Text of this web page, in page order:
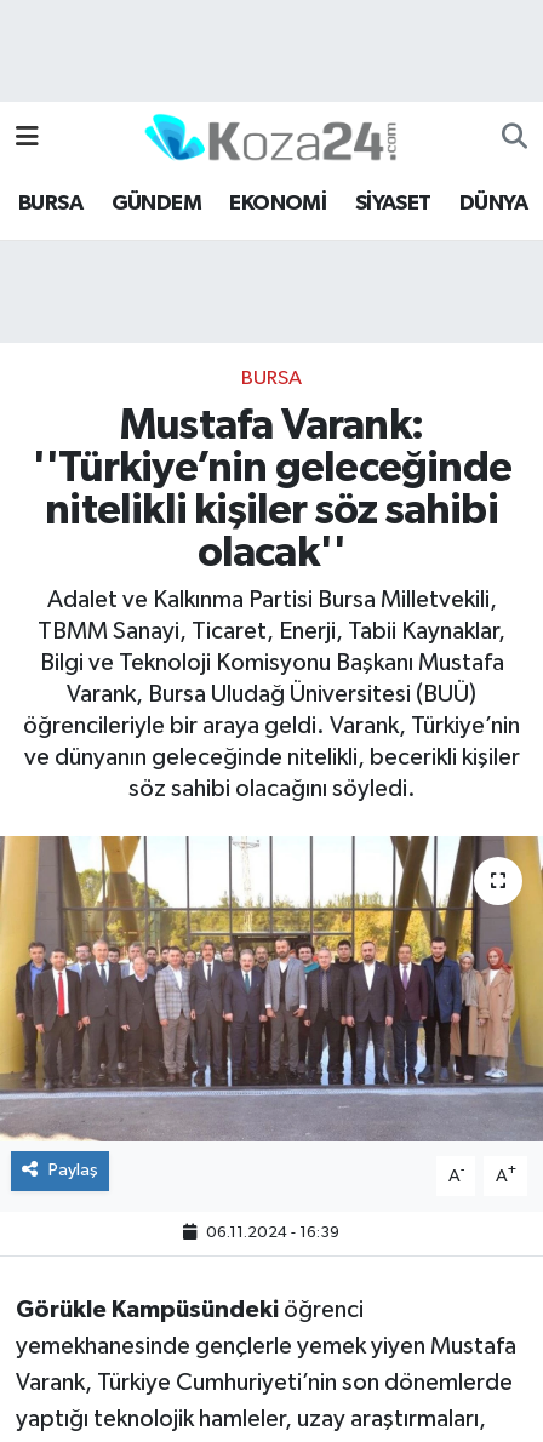
BURSA GÜNDEM EKONOMİ SİYASET DÜNYA
BURSA
Mustafa Varank:
''Türkiye’nin geleceğinde
nitelikli kişiler söz sahibi
olacak''
Adalet ve Kalkınma Partisi Bursa Milletvekili,
TBMM Sanayi, Ticaret, Enerji, Tabii Kaynaklar,
Bilgi ve Teknoloji Komisyonu Başkanı Mustafa
Varank, Bursa Uludağ Üniversitesi (BUÜ)
öğrencileriyle bir araya geldi. Varank, Türkiye’nin
ve dünyanın geleceğinde nitelikli, becerikli kişiler
söz sahibi olacağını söyledi.
Paylaş A- A+
06.11.2024 - 16:39
Görükle Kampüsündekiöğrenci
yemekhanesinde gençlerle yemek yiyen Mustafa
Varank, Türkiye Cumhuriyeti’nin son dönemlerde
yaptığı teknolojik hamleler, uzay araştırmaları,
Bursa Hava Durumu
Bursa Namaz Vakitleri
Son Dakika Haberleri
Haber Arşivi